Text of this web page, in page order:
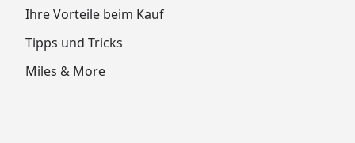
Ihre Vorteile beim Kauf
Tipps und Tricks
Miles & More